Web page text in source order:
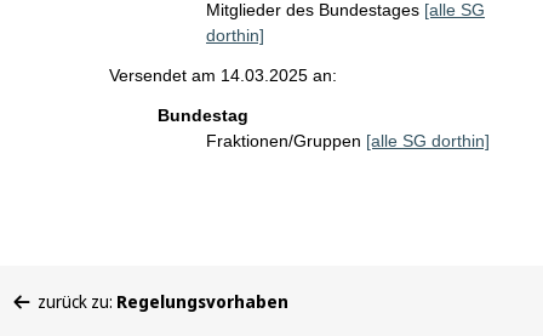
Mitglieder des Bundestages [alle SG
dorthin]
Versendet am 14.03.2025 an:
Bundestag
Fraktionen/Gruppen [alle SG dorthin]
befinden
zurück zu: Regelungsvorhaben